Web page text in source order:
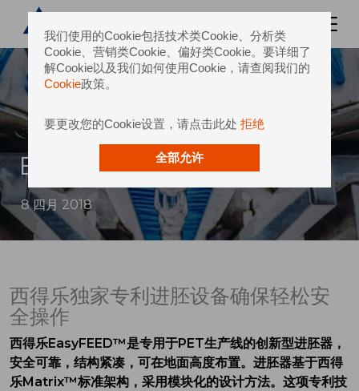
我们使用的Cookie包括技术类Cookie、分析类
Cookie、营销类Cookie、偏好类Cookie。要详细了
解Cookie以及我们如何使用Cookie，请查阅我们的
Cookie政策。
要更改您的Cookie设置，请点击此处 拒绝
全部允许
EasyFEED
8 四月 2018
西得乐独家专利进胚设备确保轻松安
全操作
西得乐EasyFEED™是专用于PET生产线的创新型进胚器，
安全可靠，结构紧凑，可在地面高度布置。进胚器基于西得
乐Matrix™标准架构，采用模块化的设计方法。这项专利技